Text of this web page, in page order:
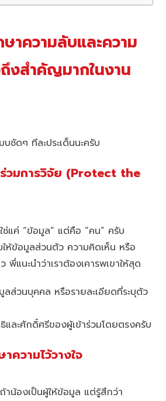
ษาความลับและความ
งสำคัญมากในงาน
ชัดๆ ทีละประเด็นนะครับ
วมการวิจัย (Protect the
ช่แค่ “ข้อมูล” แต่คือ “คน” ครับ
ให้ข้อมูลส่วนตัว ความคิดเห็น หรือ
แนะนำว่าเราต้องเคารพเขาให้สุด
ลส่วนบุคคล หรือรายละเอียดที่ระบุตัว
ละศักดิ์ศรีของผู้เข้าร่วมโดยตรงครับ
ความไว้วางใจ
น้องเป็นผู้ให้ข้อมูล แต่รู้สึกว่า